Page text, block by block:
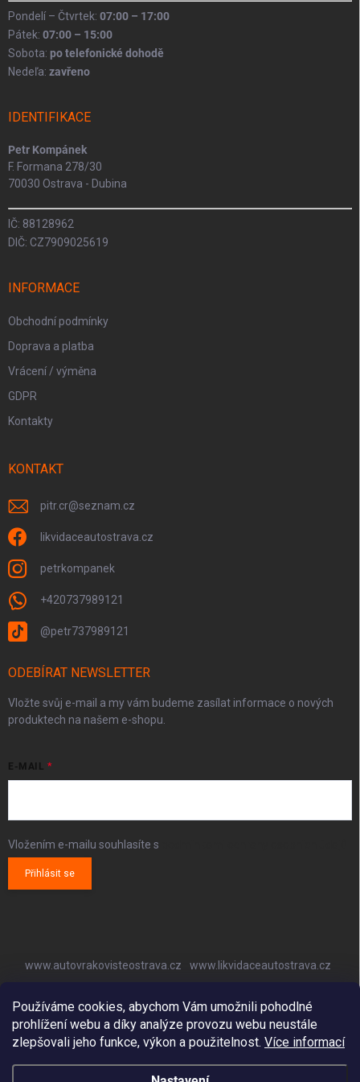
Používáme cookies, abychom Vám umožnili pohodlné
prohlížení webu a díky analýze provozu webu neustále
zlepšovali jeho funkce, výkon a použitelnost. Více informací
Pondelí – Čtvrtek: 07:00 – 17:00
Pátek: 07:00 – 15:00
Sobota: po telefonické dohodě
Nedeľa: zavřeno
IDENTIFIKACE
Petr Kompánek
F. Formana 278/30
70030 Ostrava - Dubina
IČ: 88128962
DIČ: CZ7909025619
INFORMACE
Obchodní podmínky
Doprava a platba
Vrácení / výměna
GDPR
Kontakty
KONTAKT
pitr.cr@seznam.cz
likvidaceautostrava.cz
petrkompanek
+420737989121
@petr737989121
ODEBÍRAT NEWSLETTER
Vložte svůj e-mail a my vám budeme zasílat informace o nových
produktech na našem e-shopu.
E-MAIL
Vložením e-mailu souhlasíte s
Přihlásit se
www.autovrakovisteostrava.cz
www.likvidaceautostrava.cz